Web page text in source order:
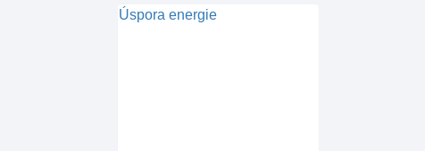
Úspora energie